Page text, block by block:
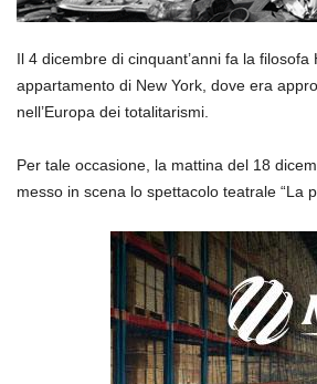
Il 4 dicembredi cinquant’anni fa la filosofa
appartamento di New York, dove era
nell’Europa dei totalitarismi.
Per tale occasione, la mattina del 18
messo in scena lo spettacolo teatrale “La